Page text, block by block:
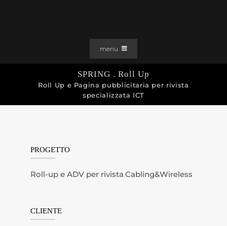
menu
PORTFOLIO
SOLUZIONI WEB
SPRING . Roll Up
Roll Up e Pagina pubblicitaria per rivista
specializzata ICT
PROGETTO
Roll-up e ADV per rivista Cabling&Wireless
CLIENTE